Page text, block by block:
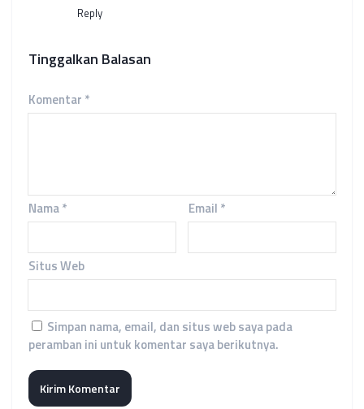
Reply
Tinggalkan Balasan
Komentar *
Nama* Email *
Situs Web
Simpan nama, email, dan situs web saya pada
peramban ini untuk komentar saya berikutnya.